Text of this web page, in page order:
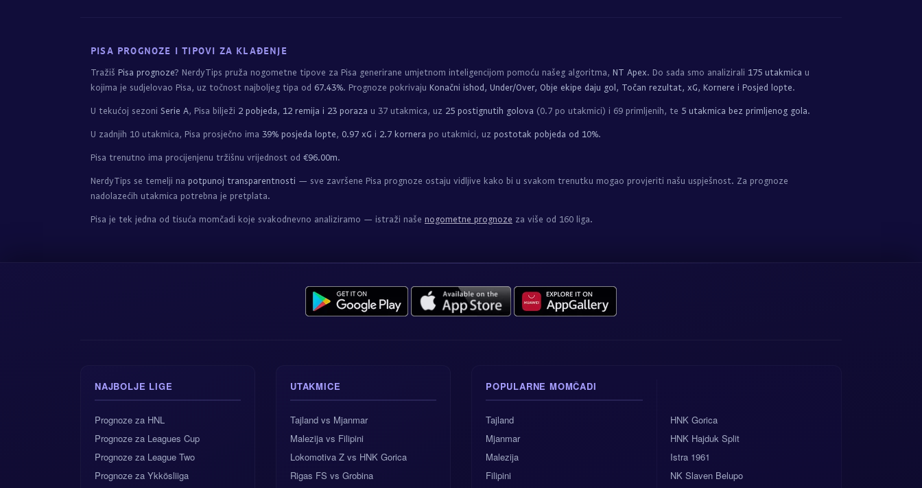
PISA PROGNOZE I TIPOVI ZA KLAĐENJE
Tražiš Pisa prognoze? NerdyTips pruža nogometne tipove za Pisa generirane umjetnom inteligencijom pomoću našeg algoritma, NT Apex. Do sada smo analizirali 175 utakmica u
kojima je sudjelovao Pisa, uz točnost najboljeg tipa od 67.43%. Prognoze pokrivaju Konačni ishod, Under/Over, Obje ekipe daju gol, Točan rezultat, xG, Kornere i Posjed lopte.
U tekućoj sezoni Serie A, Pisa bilježi 2 pobjeda, 12 remija i 23 poraza u 37 utakmica, uz 25 postignutih golova (0.7 po utakmici) i 69 primljenih, te 5 utakmica bez primljenog gola.
U zadnjih 10 utakmica, Pisa prosječno ima 39% posjeda lopte, 0.97 xG i 2.7 kornera po utakmici, uz postotak pobjeda od 10%.
Pisa trenutno ima procijenjenu tržišnu vrijednost od €96.00m.
NerdyTips se temelji na potpunoj transparentnosti — sve završene Pisa prognoze ostaju vidljive kako bi u svakom trenutku mogao provjeriti našu uspješnost. Za prognoze
nadolazećih utakmica potrebna je pretplata.
Pisa je tek jedna od tisuća momčadi koje svakodnevno analiziramo — istraži naše nogometne prognoze za više od 160 liga.
NAJBOLJE LIGE
Prognoze za HNL
Prognoze za Leagues Cup
Prognoze za League Two
Prognoze za Ykkösliiga
UTAKMICE
Tajland vs Mjanmar
Malezija vs Filipini
Lokomotiva Z vs HNK Gorica
Rigas FS vs Grobina
POPULARNE MOMČADI
Tajland
Mjanmar
Malezija
Filipini
HNK Gorica
HNK Hajduk Split
Istra 1961
NK Slaven Belupo